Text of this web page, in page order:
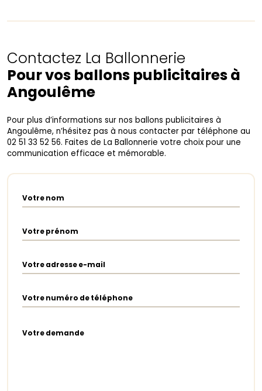
Contactez La Ballonnerie
Pour vos ballons publicitaires à
Angoulême
Pour plus d’informations sur nos ballons publicitaires à
Angoulême, n’hésitez pas à nous contacter par téléphone au
02 51 33 52 56. Faites de La Ballonnerie votre choix pour une
communication efficace et mémorable.
Votre nom
Votre prénom
Votre adresse e-mail
Votre numéro de téléphone
Votre demande